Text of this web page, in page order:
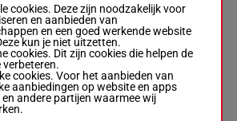
M/61600m0a 2a 3a
2a 2a
cookies. Deze zijn noodzakelijk voor
en aanbieden van
en een goed werkende website
kun je niet uitzetten.
cookies. Dit zijn cookies die helpen de
cookies. Voor het aanbieden van
aanbiedingen op website en apps
en andere partijen waarmee wij